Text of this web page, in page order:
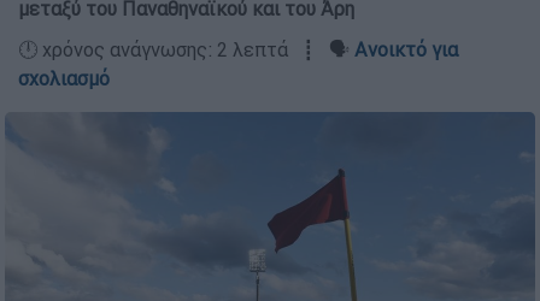
μεταξύ του Παναθηναϊκού και του Άρη
🕛 χρόνος ανάγνωσης: 2 λεπτά ┋ 🗣️ Ανοικτό για
σχολιασμό